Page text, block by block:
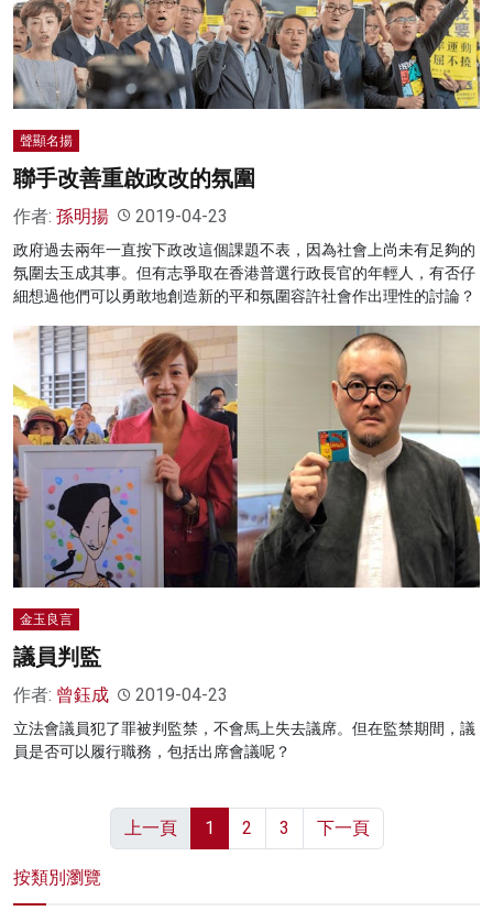
聲顯名揚
聯手改善重啟政改的氛圍
作者: 孫明揚 2019-04-23
政府過去兩年一直按下政改這個課題不表，因為社會上尚未有足夠的
氛圍去玉成其事。但有志爭取在香港普選行政長官的年輕人，有否仔
細想過他們可以勇敢地創造新的平和氛圍容許社會作出理性的討論？
金玉良言
議員判監
作者: 曾鈺成 2019-04-23
立法會議員犯了罪被判監禁，不會馬上失去議席。但在監禁期間，議
員是否可以履行職務，包括出席會議呢？
上一頁 1 2 3 下一頁
按類別瀏覽